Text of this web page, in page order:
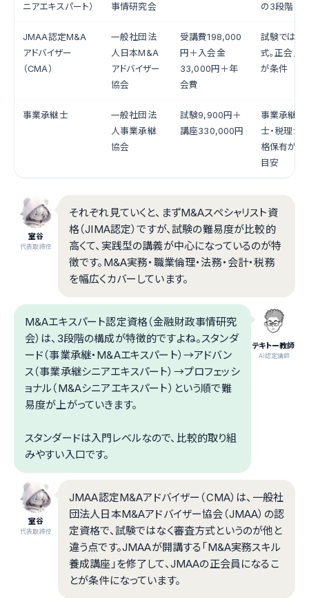
ニアエキスパート）
事情研究会
の3段階
JMAA認定M&A
アドバイザー
（CMA）
一般社団法
人日本M&A
アドバイザー
協会
受講費198,000
円＋入会金
33,000円＋年
会費
試験ではな
式。正会員
が条件
事業承継士
一般社団法
人事業承継
協会
試験9,900円＋
講座330,000円
事業承継特
士・税理士
格保有が受
目安
室谷
代表取締役
それぞれ見ていくと、まずM&Aスペシャリスト資
格（JIMA認定）ですが、試験の難易度が比較的
高くて、実践型の講義が中心になっているのが特
徴です。M&A実務・職業倫理・法務・会計・税務
を幅広くカバーしています。
テキトー教師
.AI認定講師
M&Aエキスパート認定資格（金融財政事情研究
会）は、3段階の構成が特徴的ですよね。スタンダ
ード（事業承継・M&Aエキスパート）→アドバン
ス（事業承継シニアエキスパート）→プロフェッシ
ョナル（M&Aシニアエキスパート）という順で難
易度が上がっていきます。
スタンダードは入門レベルなので、比較的取り組
みやすい入口です。
室谷
代表取締役
JMAA認定M&Aアドバイザー（CMA）は、一般社
団法人日本M&Aアドバイザー協会（JMAA）の認
定資格で、試験ではなく審査方式というのが他と
違う点です。JMAAが開講する「M&A実務スキル
養成講座」を修了して、JMAAの正会員になるこ
とが条件になっています。